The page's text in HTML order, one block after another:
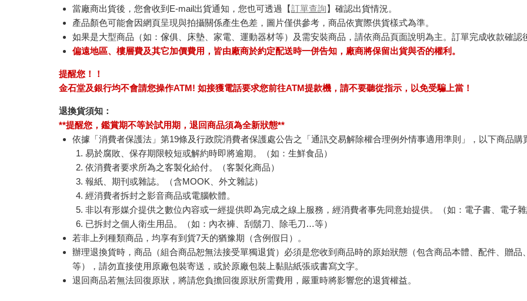
當廠商出貨後，您會收到E-mail出貨通知，您也可透過【訂單查詢】確認出貨情況。
產品顏色可能會因網頁呈現與拍攝關係產生色差，圖片僅供參考，商品依實際供貨樣式為準。
如果是大型商品（如：傢俱、床墊、家電、運動器材等）及需安裝商品，請依商品頁面說明為主。訂單完成收款確認
偏遠地區、樓層費及其它加價費用，皆由廠商於約定配送時一併告知，廠商將保留出貨與否的權利。
提醒您！！
金石堂及銀行均不會請您操作ATM! 如接獲電話要求您前往ATM提款機，請不要聽從指示，以免受騙上當！
退換貨須知：
**提醒您，鑑賞期不等於試用期，退回商品須為全新狀態**
依據「消費者保護法」第19條及行政院消費者保護處公告之「通訊交易解除權合理例外情事適用準則」，以下商品
易於腐敗、保存期限較短或解約時即將逾期。（如：生鮮食品）
依消費者要求所為之客製化給付。（客製化商品）
報紙、期刊或雜誌。（含MOOK、外文雜誌）
經消費者拆封之影音商品或電腦軟體。
非以有形媒介提供之數位內容或一經提供即為完成之線上服務，經消費者事先同意始提供。（如：電子書、電子
已拆封之個人衛生用品。（如：內衣褲、刮鬍刀、除毛刀…等）
若非上列種類商品，均享有到貨7天的猶豫期（含例假日）。
辦理退換貨時，商品（組合商品恕無法接受單獨退貨）必須是您收到商品時的原始狀態（包含商品本體、配件、贈
等），請勿直接使用原廠包裝寄送，或於原廠包裝上黏貼紙張或書寫文字。
退回商品若無法回復原狀，將請您負擔回復原狀所需費用，嚴重時將影響您的退貨權益。